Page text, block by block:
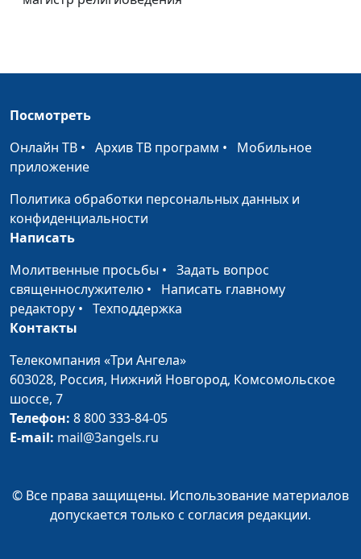
священнослужитель,
Если умер близкий человек
Юлия Синицына,
Как пережить развод
Зачем служить в церкви?
Юлия Синицына,
Мысли о духовном — что
это значит
Андрей Качалаба,
Когда я должен креститься?
Духовная инфантильность.
Как достичь духовной
Юлия Синицына,
Андрей Качалаба,
Посмотреть
Онлайн ТВ • Архив ТВ программ • Мобильное
приложение
Политика обработки персональных данных и
конфиденциальности
Написать
Молитвенные просьбы • Задать вопрос
священнослужителю • Написать главному
редактору • Техподдержка
Контакты
Телекомпания «Три Ангела»
603028, Россия, Нижний Новгород, Комсомольское
шоссе, 7
Телефон: 8 800 333-84-05
E-mail: mail@3angels.ru
© Все права защищены. Использование материалов
допускается только с согласия редакции.